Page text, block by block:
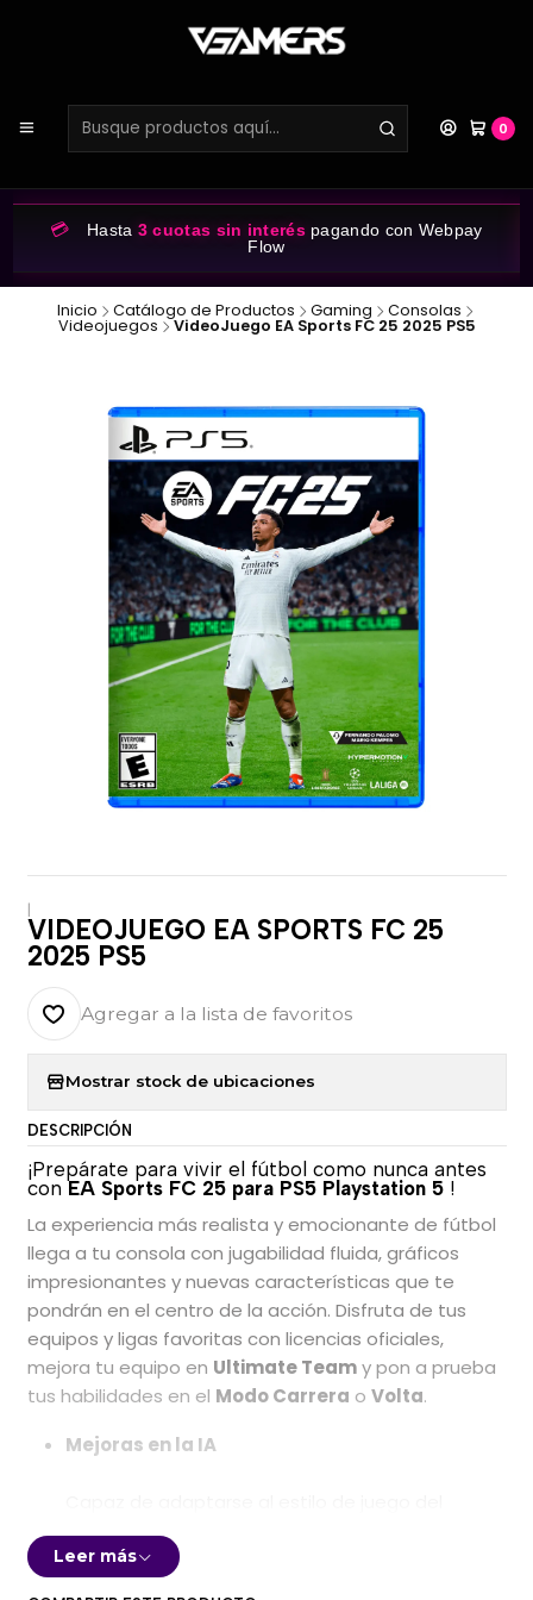
0
💳 Hasta 3 cuotas sin interéspagando con Webpay
Flow
Inicio Catálogo de Productos Gaming Consolas
Videojuegos VideoJuego EA Sports FC 25 2025 PS5
|
VIDEOJUEGO EA SPORTS FC 25
2025 PS5
Agregar a la lista de favoritos
Mostrar stock de ubicaciones
DESCRIPCIÓN
¡Prepárate para vivir el fútbol como nunca antes
conEA Sports FC 25 para PS5 Playstation 5 !
La experiencia más realista y emocionante de fútbol
llega a tu consola con jugabilidad fluida, gráficos
impresionantes y nuevas características que te
pondrán en el centro de la acción. Disfruta de tus
equipos y ligas favoritas con licencias oficiales,
mejora tu equipo en Ultimate Teamy pon a prueba
tus habilidades en el Modo Carrera o Volta.
Mejoras en la IA
usuario, ajustando la dificultad de manera
dinámica. Esto permite que los jugadores
Leer más